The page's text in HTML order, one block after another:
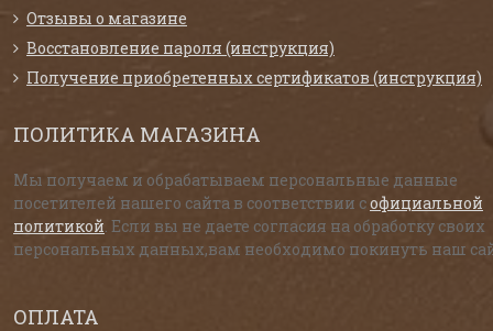
Отзывы о магазине
Восстановление пароля (инструкция)
Получение приобретенных сертификатов (инструкция)
ПОЛИТИКА МАГАЗИНА
Мы получаем и обрабатываем персональные данные
посетителей нашего сайта в соответствии софициальной
политикой . Если вы не даете согласия на обработку своих
персональных данных,вам необходимо покинуть наш
ОПЛАТА